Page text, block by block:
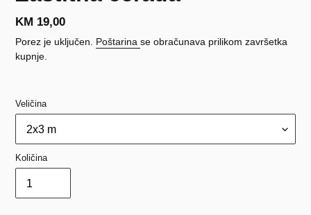
Redovna
cijena
KM 19,00
Porez je uključen. Poštarina se obračunava prilikom završetka
kupnje.
Veličina
Količina